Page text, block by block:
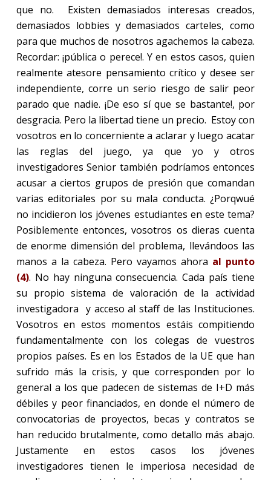
que no.
Existen demasiados interesas creados,
demasiados lobbies y demasiados carteles, como
para que muchos de nosotros agachemos la cabeza.
Recordar: ¡pública o perece!. Y en estos casos, quien
realmente atesore pensamiento crítico y desee ser
independiente, corre un serio riesgo de salir peor
parado que nadie. ¡De eso sí que se bastante!, por
desgracia. Pero la libertad tiene un precio. Estoy con
vosotros en lo concerniente a aclarar y luego acatar
las reglas del juego, ya que yo y otros
investigadores Senior también podríamos entonces
acusar a ciertos grupos de presión que comandan
varias editoriales por su mala conducta. ¿Porqwué
no incidieron los jóvenes estudiantes en este tema?
Posiblemente entonces, vosotros os dieras cuenta
de enorme dimensión del problema, llevándoos las
manos a la cabeza. Pero vayamos ahora al punto
(4). No hay ninguna consecuencia. Cada país tiene
su propio sistema de valoración de la actividad
investigadora y acceso al staff de las Instituciones.
Vosotros en estos momentos estáis compitiendo
fundamentalmente con los colegas de vuestros
propios países. Es en los Estados de la UE que han
sufrido más la crisis, y que corresponden por lo
general a los que padecen de sistemas de I+D más
débiles y peor financiados, en donde el número de
convocatorias de proyectos, becas y contratos se
han reducido brutalmente, como detallo más abajo.
Justamente en estos casos los jóvenes
investigadores tienen le imperiosa necesidad de